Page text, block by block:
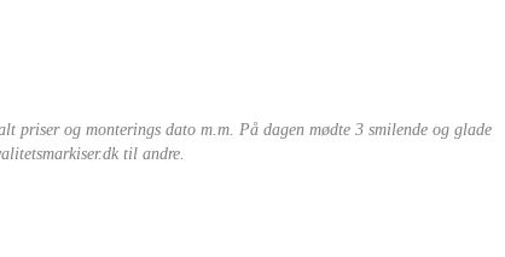
priser og monterings dato m.m. På dagen mødte 3 smilende og glade
til andre.